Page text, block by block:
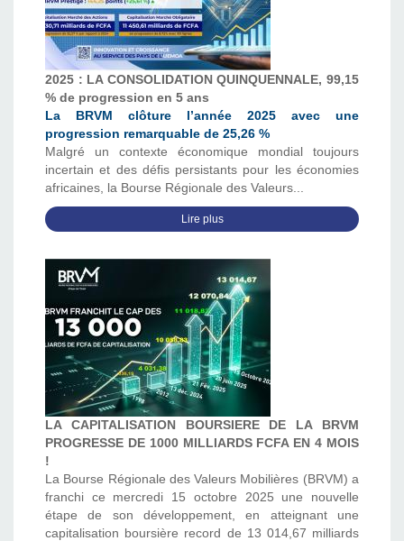
2025 : LA CONSOLIDATION QUINQUENNALE, 99,15
% de progression en 5 ans
La BRVM clôture l’année 2025 avec une
progression remarquable de 25,26 %
Malgré un contexte économique mondial toujours
incertain et des défis persistants pour les économies
africaines, la Bourse Régionale des Valeurs...
Lire plus
LA CAPITALISATION BOURSIERE DE LA BRVM
PROGRESSE DE 1000 MILLIARDS FCFA EN 4 MOIS
!
La Bourse Régionale des Valeurs Mobilières (BRVM) a
franchi ce mercredi 15 octobre 2025 une nouvelle
étape de son développement, en atteignant une
capitalisation boursière record de 13 014,67 milliards